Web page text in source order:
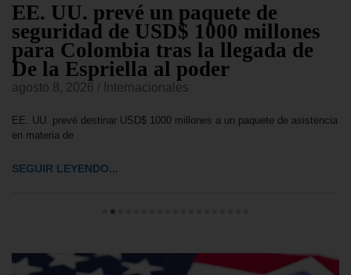
EE. UU. prevé un paquete de
seguridad de USD$ 1000 millones
para Colombia tras la llegada de
De la Espriella al poder
agosto 8, 2026 Internacionales
EE. UU. prevé destinar USD$ 1000 millones a un paquete de asistencia
en materia de
SEGUIR LEYENDO...